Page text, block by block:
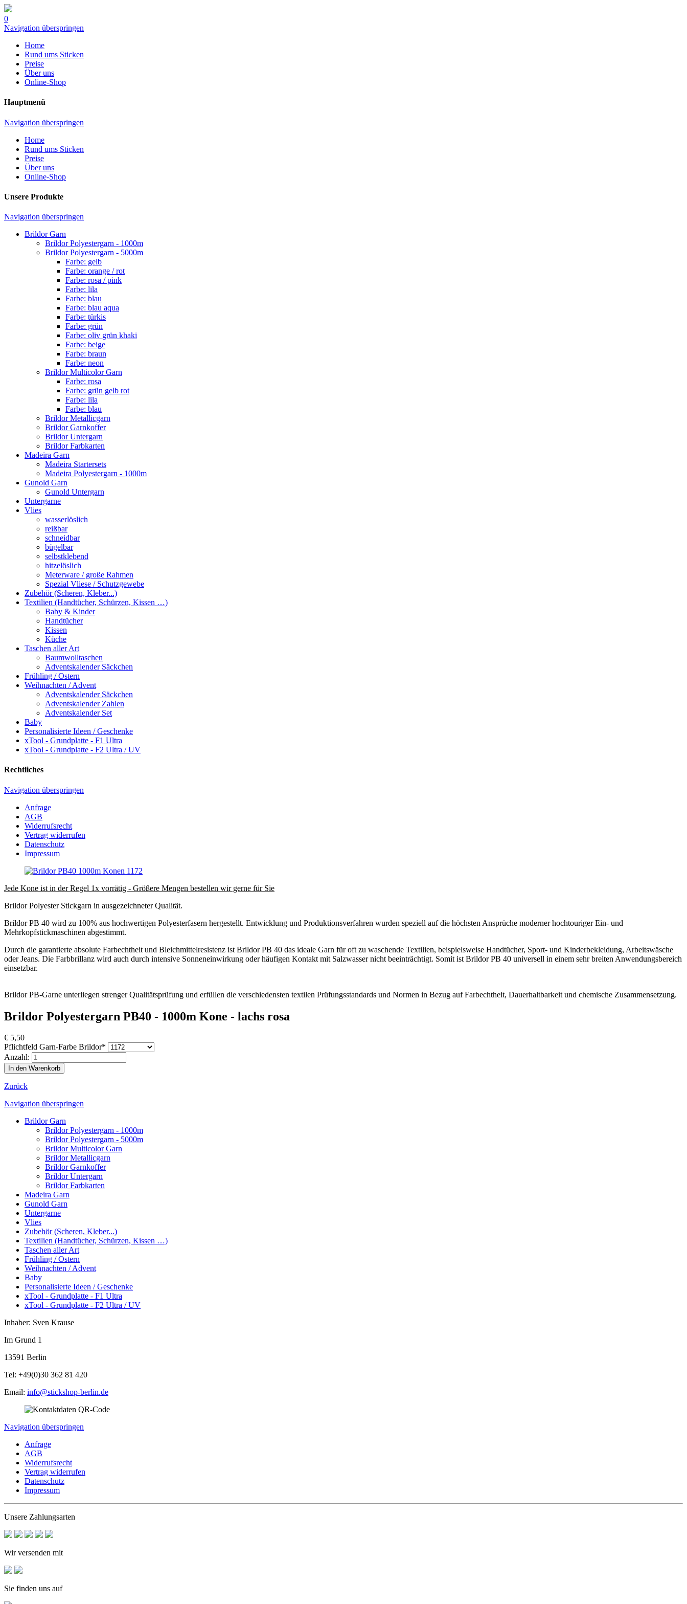
0
Navigation überspringen
Home
Rund ums Sticken
Preise
Über uns
Online-Shop
Hauptmenü
Navigation überspringen
Home
Rund ums Sticken
Preise
Über uns
Online-Shop
Unsere Produkte
Navigation überspringen
Brildor Garn
Brildor Polyestergarn - 1000m
Brildor Polyestergarn - 5000m
Farbe: gelb
Farbe: orange / rot
Farbe: rosa / pink
Farbe: lila
Farbe: blau
Farbe: blau aqua
Farbe: türkis
Farbe: grün
Farbe: oliv grün khaki
Farbe: beige
Farbe: braun
Farbe: neon
Brildor Multicolor Garn
Farbe: rosa
Farbe: grün gelb rot
Farbe: lila
Farbe: blau
Brildor Metallicgarn
Brildor Garnkoffer
Brildor Untergarn
Brildor Farbkarten
Madeira Garn
Madeira Startersets
Madeira Polyestergarn - 1000m
Gunold Garn
Gunold Untergarn
Untergarne
Vlies
wasserlöslich
reißbar
schneidbar
bügelbar
selbstklebend
hitzelöslich
Meterware / große Rahmen
Spezial Vliese / Schutzgewebe
Zubehör (Scheren, Kleber...)
Textilien (Handtücher, Schürzen, Kissen …)
Baby & Kinder
Handtücher
Kissen
Küche
Taschen aller Art
Baumwolltaschen
Adventskalender Säckchen
Frühling / Ostern
Weihnachten / Advent
Adventskalender Säckchen
Adventskalender Zahlen
Adventskalender Set
Baby
Personalisierte Ideen / Geschenke
xTool - Grundplatte - F1 Ultra
xTool - Grundplatte - F2 Ultra / UV
Rechtliches
Navigation überspringen
Anfrage
AGB
Widerrufsrecht
Vertrag widerrufen
Datenschutz
Impressum
Jede Kone ist in der Regel 1x vorrätig - Größere Mengen bestellen wir gerne für Sie
Brildor Polyester Stickgarn in ausgezeichneter Qualität.
Brildor PB 40 wird zu 100% aus hochwertigen Polyesterfasern hergestellt. Entwicklung und Produktionsverfahren wurden speziell auf die höchsten Ansprüche moderner hochtouriger Ein- und
Mehrkopfstickmaschinen abgestimmt.
Durch die garantierte absolute Farbechtheit und Bleichmittelresistenz ist Brildor PB 40 das ideale Garn für oft zu waschende Textilien, beispielsweise Handtücher, Sport- und Kinderbekleidung, Arbeitswäsche
oder Jeans. Die Farbbrillanz wird auch durch intensive Sonneneinwirkung oder häufigen Kontakt mit Salzwasser nicht beeinträchtigt. Somit ist Brildor PB 40 universell in einem sehr breiten Anwendungsbereich
einsetzbar.
Brildor PB-Garne unterliegen strenger Qualitätsprüfung und erfüllen die verschiedensten textilen Prüfungsstandards und Normen in Bezug auf Farbechtheit, Dauerhaltbarkeit und chemische Zusammensetzung.
Brildor Polyestergarn PB40 - 1000m Kone - lachs rosa
€ 5,50
Pflichtfeld Garn-Farbe Brildor*
Anzahl:
Zurück
Navigation überspringen
Brildor Garn
Brildor Polyestergarn - 1000m
Brildor Polyestergarn - 5000m
Brildor Multicolor Garn
Brildor Metallicgarn
Brildor Garnkoffer
Brildor Untergarn
Brildor Farbkarten
Madeira Garn
Gunold Garn
Untergarne
Vlies
Zubehör (Scheren, Kleber...)
Textilien (Handtücher, Schürzen, Kissen …)
Taschen aller Art
Frühling / Ostern
Weihnachten / Advent
Baby
Personalisierte Ideen / Geschenke
xTool - Grundplatte - F1 Ultra
xTool - Grundplatte - F2 Ultra / UV
Inhaber: Sven Krause
Im Grund 1
13591 Berlin
Tel: +49(0)30 362 81 420
Email: info@stickshop-berlin.de
Navigation überspringen
Anfrage
AGB
Widerrufsrecht
Vertrag widerrufen
Datenschutz
Impressum
Unsere Zahlungsarten
Wir versenden mit
Sie finden uns auf